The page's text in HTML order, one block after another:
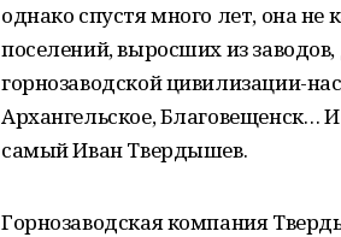
однако спустя много лет, она
поселений, выросших из
горнозаводской цивилизации-
Архангельское, Благовещенск…
самый Иван Твердышев.
Горнозаводская компания